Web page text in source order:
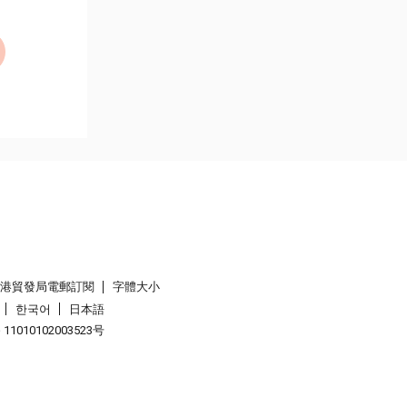
貿發局電郵訂閱
字體大小
한국어
日本語
号